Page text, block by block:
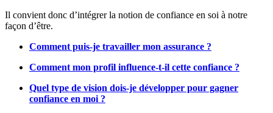
Il convient donc d’intégrer la notion de confiance en soi à notre
façon d’être.
Comment puis-je travailler mon assurance ?
Comment mon profil influence-t-il cette confiance ?
Quel type de vision dois-je développer pour gagner
confiance en moi ?